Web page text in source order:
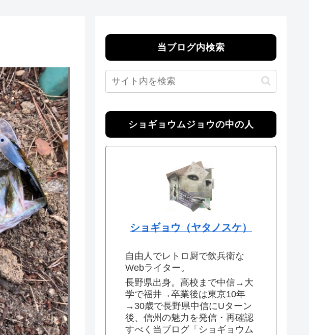
当ブログ内検索
ショギョウムジョウの中の人
ショギョウ（ヤタノスケ）
自由人でレトロ厨で飲兵衛な
Webライター。
長野県出身。高校まで中信→大
学で福井→卒業後は東京10年
→30歳で長野県中信にUターン
後、信州の魅力を発信・再確認
すべく当ブログ「ショギョウム